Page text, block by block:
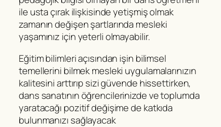
ile usta çırak ilişkisinde yetişmiş olmak
zamanın değişen şartlarında mesleki
yaşamınız için yeterli olmayabilir.
Eğitim bilimleri açısından işin bilimsel
temellerini bilmek mesleki uygulamalarınızın
kalitesini arttırıp sizi güvende hissettirken,
dans sanatının öğrencilerinizde ve toplumda
yaratacağı pozitif değişime de katkıda
bulunmanızı sağlayacak